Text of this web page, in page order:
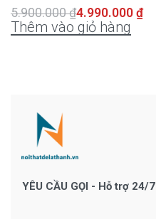
5.900.000₫4.990.000 ₫
Thêm vào giỏ hàng
YÊU CẦU GỌI - Hỗ trợ 24/7